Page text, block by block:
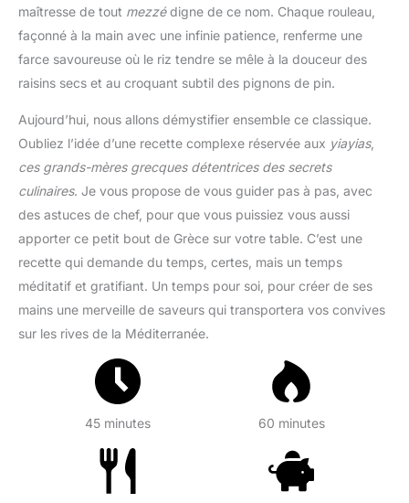
maîtresse de tout mezzédigne de ce nom. Chaque rouleau,
façonné à la main avec une infinie patience, renferme une
farce savoureuse où le riz tendre se mêle à la douceur des
raisins secs et au croquant subtil des pignons de pin.
Aujourd’hui, nous allons démystifier ensemble ce classique.
Oubliez l’idée d’une recette complexe réservée aux yiayias,
ces grands-mères grecques détentrices des secrets
culinaires. Je vous propose de vous guider pas à pas, avec
des astuces de chef, pour que vous puissiez vous aussi
apporter ce petit bout de Grèce sur votre table. C’est une
recette qui demande du temps, certes, mais un temps
méditatif et gratifiant. Un temps pour soi, pour créer de ses
mains une merveille de saveurs qui transportera vos convives
sur les rives de la Méditerranée.
45 minutes 60 minutes